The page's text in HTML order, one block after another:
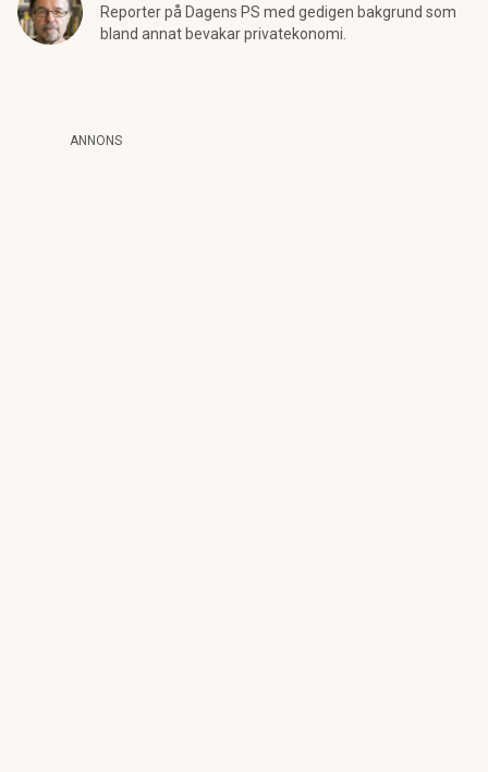
Reporter på Dagens PS med gedigen bakgrund som
bland annat bevakar privatekonomi.
ANNONS